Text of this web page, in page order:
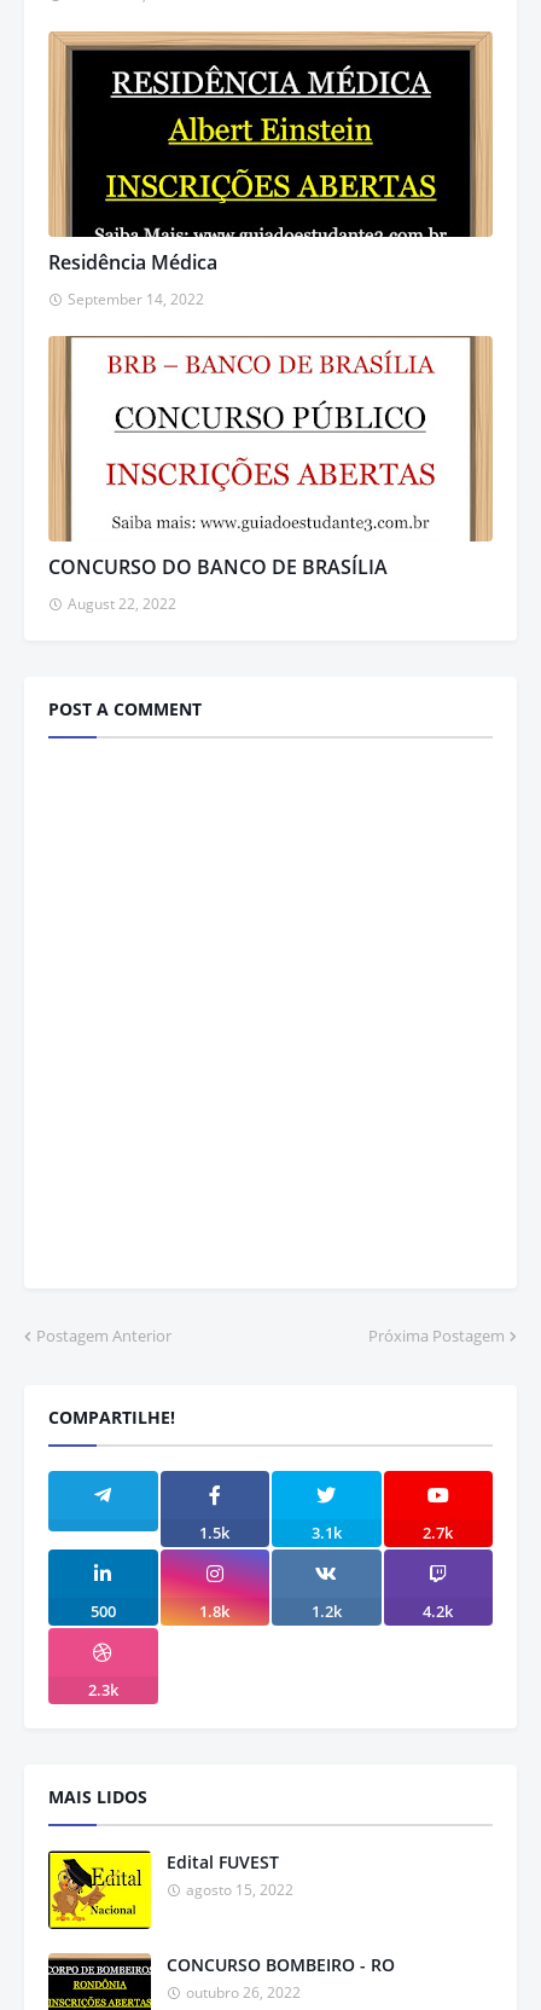
Residência Médica
September 14, 2022
CONCURSO DO BANCO DE BRASÍLIA
August 22, 2022
POST A COMMENT
Postagem Anterior Próxima Postagem
COMPARTILHE!
1.5k 3.1k 2.7k
500 1.8k 1.2k 4.2k
2.3k
MAIS LIDOS
Edital FUVEST
agosto 15, 2022
CONCURSO BOMBEIRO - RO
outubro 26, 2022